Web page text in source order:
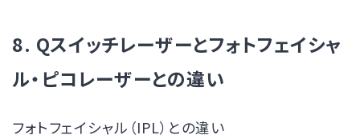
8. Qスイッチレーザーとフォトフェイシャ
ル・ピコレーザーとの違い
フォトフェイシャル（IPL）との違い